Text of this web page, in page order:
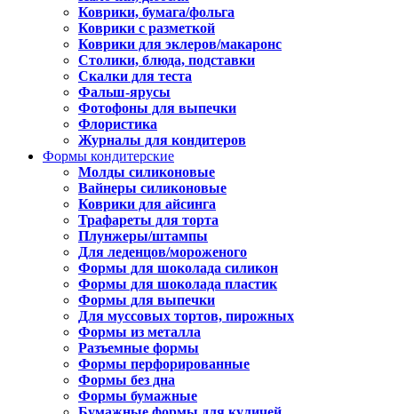
Коврики, бумага/фольга
Коврики с разметкой
Коврики для эклеров/макаронс
Столики, блюда, подставки
Скалки для теста
Фальш-ярусы
Фотофоны для выпечки
Флористика
Журналы для кондитеров
Формы кондитерские
Молды силиконовые
Вайнеры силиконовые
Коврики для айсинга
Трафареты для торта
Плунжеры/штампы
Для леденцов/мороженого
Формы для шоколада силикон
Формы для шоколада пластик
Формы для выпечки
Для муссовых тортов, пирожных
Формы из металла
Разъемные формы
Формы перфорированные
Формы без дна
Формы бумажные